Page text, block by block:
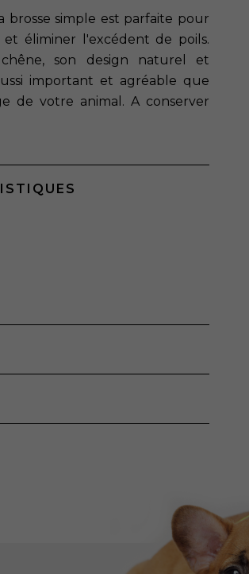
simple est parfaite pour
éliminer l'excédent de poils.
son design naturel et
important et agréable que
de votre animal. A conserver